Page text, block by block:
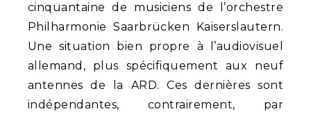
cinquantaine de musiciens de l’orchestre
Philharmonie Saarbrücken Kaiserslautern.
Une situation bien propre à l’audiovisuel
allemand, plus spécifiquement aux neuf
antennes de la ARD. Ces dernières sont
indépendantes, contrairement, par